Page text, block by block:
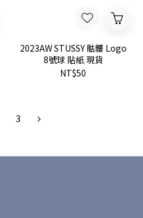
2023AW STUSSY 骷髏 Logo
8號球 貼紙 現貨
NT$50
3